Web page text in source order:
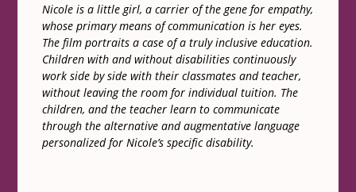
Nicole is a little girl, a carrier of the gene for empathy,
whose primary means of communication is her eyes.
The film portraits a case of a truly inclusive education.
Children with and without disabilities continuously
work side by side with their classmates and teacher,
without leaving the room for individual tuition. The
children, and the teacher learn to communicate
through the alternative and augmentative language
personalized for Nicole’s specific disability.